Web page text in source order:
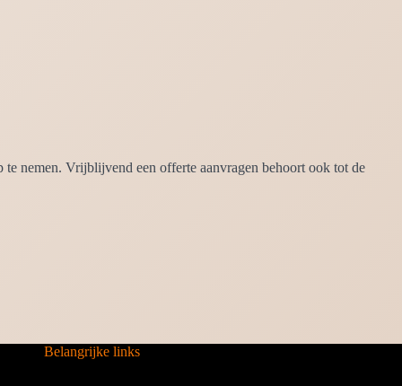
nemen. Vrijblijvend een offerte aanvragen behoort ook tot de
Belangrijke links